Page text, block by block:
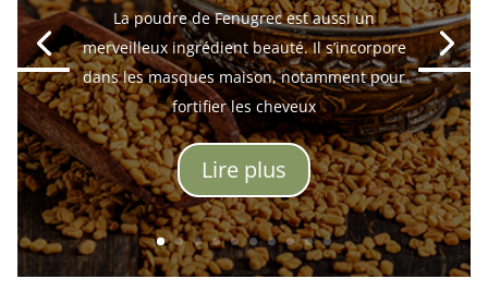
La poudre de Fenugrec est aussi un
merveilleux ingrédient beauté. Il s’incorpore
dans les masques maison, notamment pour
fortifier les cheveux
Lire plus